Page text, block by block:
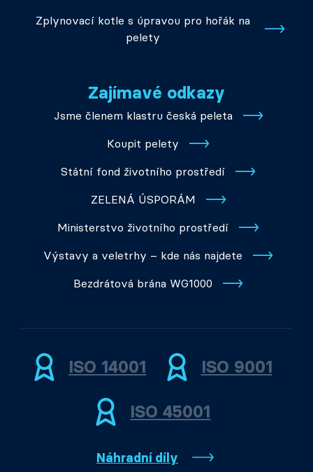
Zplynovací kotle s úpravou pro hořák na
pelety
Zajímavé odkazy
Jsme členem klastru česká peleta
Koupit pelety
Státní fond životního prostředí
ZELENÁ ÚSPORÁM
Ministerstvo životního prostředí
Výstavy a veletrhy – kde nás najdete
Bezdrátová brána WG1000
ISO 14001 ISO 9001
ISO 45001
Náhradní díly